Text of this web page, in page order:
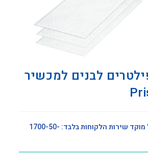
12 פילטרים לבנים למכשיר
ניתן לבצע הזמנה מול מוקד שירות הלקוחות בלבד: 1700-50-